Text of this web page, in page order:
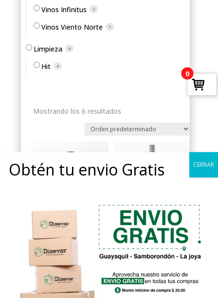
Vinos Infinitus 2
Vinos Viento Norte 9
Limpieza 6
Hit 6
Mostrando los 6 resultados
DEMUERTE BLACK |
SWAROVSKI EDITION
$150.00 $ 675.00Rango
de
precios:
desde
DEMUERTE WHITE
$ 18.48-$ 94.26Rango
de
desde
$18.48
Obtén tu envio Gratis CERRAR
0